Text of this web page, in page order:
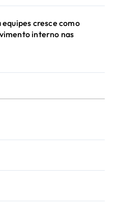
cresce como
interno nas